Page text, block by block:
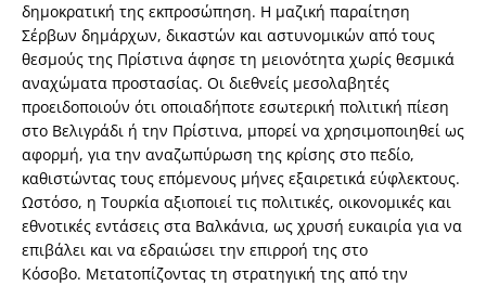
δημοκρατική της εκπροσώπηση. Η μαζική παραίτηση
Σέρβων δημάρχων, δικαστών και αστυνομικών από τους
θεσμούς της Πρίστινα άφησε τη μειονότητα χωρίς θεσμικά
αναχώματα προστασίας. Οι διεθνείς μεσολαβητές
προειδοποιούν ότι οποιαδήποτε εσωτερική πολιτική πίεση
στο Βελιγράδι ή την Πρίστινα, μπορεί να χρησιμοποιηθεί ως
αφορμή, για την αναζωπύρωση της κρίσης στο πεδίο,
καθιστώντας τους επόμενους μήνες εξαιρετικά εύφλεκτους.
Ωστόσο, η Τουρκία αξιοποιεί τις πολιτικές, οικονομικές και
εθνοτικές εντάσεις στα Βαλκάνια, ως χρυσή ευκαιρία για να
επιβάλει και να εδραιώσει την επιρροή της στο
Κόσοβο. Μετατοπίζοντας τη στρατηγική της από την